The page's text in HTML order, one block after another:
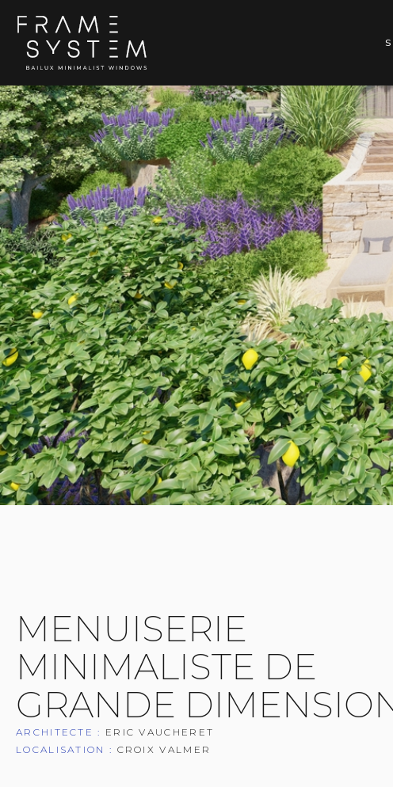
MENUISERIE
MINIMALISTE DE
GRANDE
ARCHITECTE : ERIC VAUCHERET
LOCALISATION : CROIX VALMER